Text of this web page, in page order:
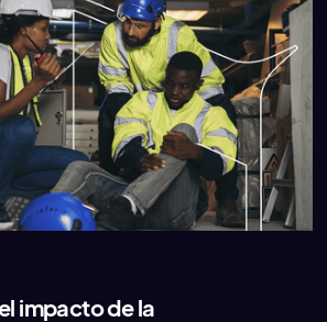
impacto de la